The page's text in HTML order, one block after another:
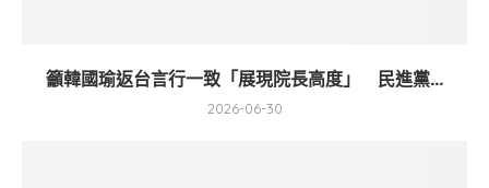
籲韓國瑜返台言行一致「展現院長高度」 民進黨...
2026-06-30